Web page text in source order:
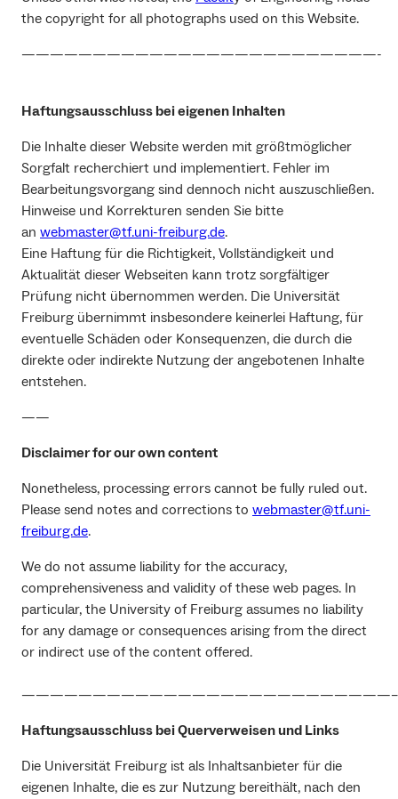
the copyright for all photographs used on this Website.
—————————————————————————-
Haftungsausschluss bei eigenen Inhalten
Die Inhalte dieser Website werden mit größtmöglicher
Sorgfalt recherchiert und implementiert. Fehler im
Bearbeitungsvorgang sind dennoch nicht auszuschließen.
Hinweise und Korrekturen senden Sie bitte
an webmaster@tf.uni-freiburg.de.
Eine Haftung für die Richtigkeit, Vollständigkeit und
Aktualität dieser Webseiten kann trotz sorgfältiger
Prüfung nicht übernommen werden. Die Universität
Freiburg übernimmt insbesondere keinerlei Haftung, für
eventuelle Schäden oder Konsequenzen, die durch die
direkte oder indirekte Nutzung der angebotenen Inhalte
entstehen.
——
Disclaimer for our own content
Nonetheless, processing errors cannot be fully ruled out.
Please send notes and corrections to webmaster@tf.uni-
freiburg.de.
We do not assume liability for the accuracy,
comprehensiveness and validity of these web pages. In
particular, the University of Freiburg assumes no liability
for any damage or consequences arising from the direct
or indirect use of the content offered.
——————————————————————————–
Haftungsausschluss bei Querverweisen und Links
Die Universität Freiburg ist als Inhaltsanbieter für die
eigenen Inhalte, die es zur Nutzung bereithält, nach den